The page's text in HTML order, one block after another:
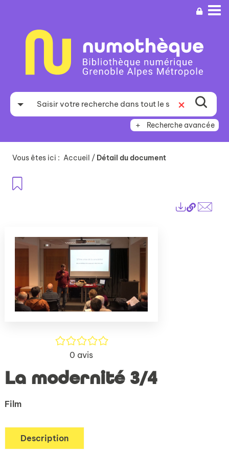
recherche
Recherche avancée
Vous êtes ici : Accueil / Détail du document
Lien
/5
0 avis
La modernité 3/4
Film
Description